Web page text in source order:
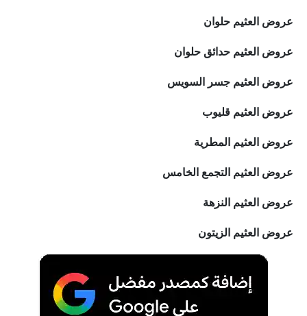
عروض العثيم حلوان
عروض العثيم حدائق حلوان
عروض العثيم جسر السويس
عروض العثيم قليوب
عروض العثيم المطرية
عروض العثيم التجمع الخامس
عروض العثيم النزهة
عروض العثيم الزيتون